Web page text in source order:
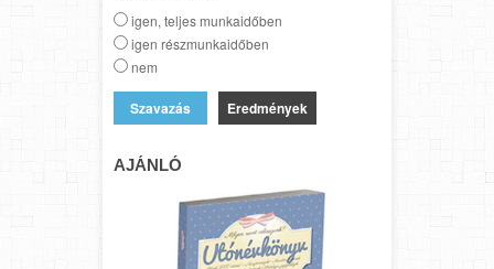
igen, teljes munkaidőben
igen részmunkaidőben
nem
Eredmények
AJÁNLÓ